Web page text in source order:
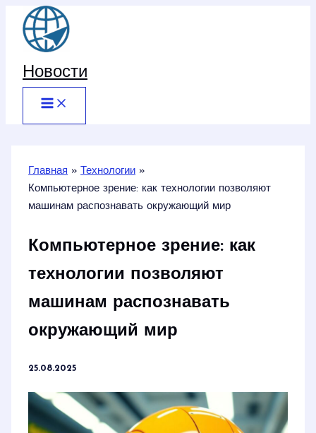
Перейти
содержимому
Новости
Главная
Технологии
Компьютерное зрение: как технологии позволяют
машинам распознавать окружающий мир
Компьютерное зрение: как
технологии позволяют
машинам распознавать
окружающий мир
25.08.2025